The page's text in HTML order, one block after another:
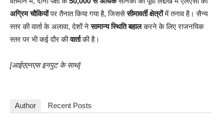
अग्रिम चौकियोंपर तैनात किया गया है, जिससेसीमावर्ती क्षेत्रोंमें तनाव है। सैन्य
स्तर की वार्ता के अलावा, देशों नेसामान्य स्थिति बहालकरने के लिए राजनयिक
स्तर पर भी कई दौर कीवार्ताकी है।
[आईएएनएस इनपुट के साथ]
Author Recent Posts